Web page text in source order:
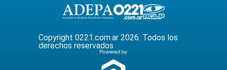
Copyright 0221.com.ar 2026. Todos los
derechos reservados